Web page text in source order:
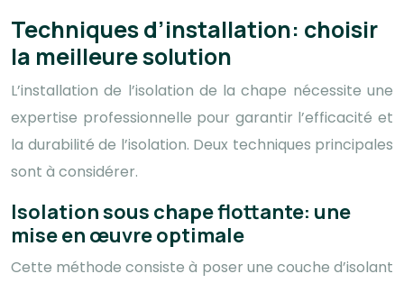
Techniques d’installation: choisir
la meilleure solution
L’installation de l’isolation de la chape nécessite une
expertise professionnelle pour garantir l’efficacité et
la durabilité de l’isolation. Deux techniques principales
sont à considérer.
Isolation sous chape flottante: une
mise en œuvre optimale
Cette méthode consiste à poser une couche d’isolant